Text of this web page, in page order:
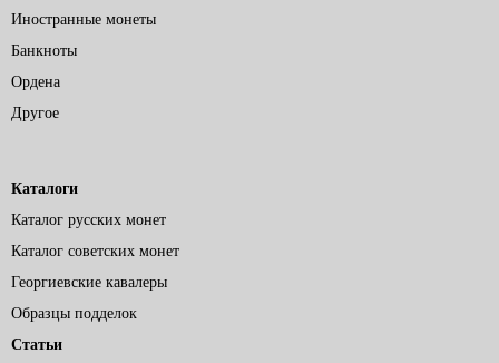
Иностранные монеты
Банкноты
Ордена
Другое
Каталоги
Каталог русских монет
Каталог советских монет
Георгиевские кавалеры
Образцы подделок
Статьи